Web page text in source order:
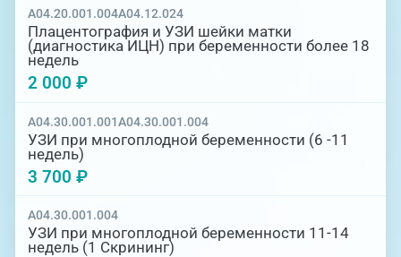
A04.20.001.004A04.12.024
Плацентография и УЗИ шейки матки
(диагностика ИЦН) при беременности более 18
недель
2 000 ₽
A04.30.001.001A04.30.001.004
УЗИ при многоплодной беременности (6 -11
недель)
3 700 ₽
A04.30.001.004
УЗИ при многоплодной беременности 11-14
недель (1 Скрининг)